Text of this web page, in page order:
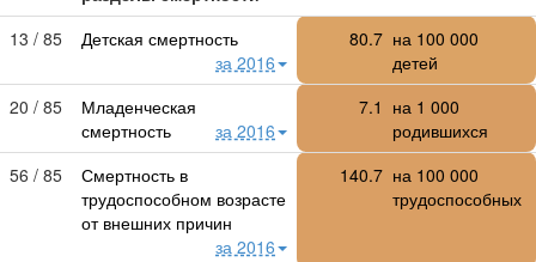
13 / 85
Детская смертность
за 2016
80.7 на 100 000
детей
20 / 85
Младенческая
смертность
за 2016
7.1 на 1 000
родившихся
56 / 85
Смертность в
трудоспособном возрасте
от внешних причин
за 2016
140.7 на 100 000
трудоспособных